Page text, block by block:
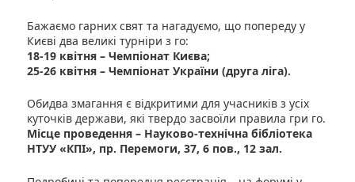
Бажаємо гарних свят та нагадуємо, що попереду у
Києві два великі турніри з го:
18-19 квітня – Чемпіонат Києва;
25-26 квітня – Чемпіонат України (друга ліга).
Обидва змагання є відкритими для учасників з усіх
куточків держави, які твердо засвоїли правила гри го.
Місце проведення – Науково-технічна бібліотека
НТУУ «КПІ», пр. Перемоги, 37, 6 пов., 12 зал.